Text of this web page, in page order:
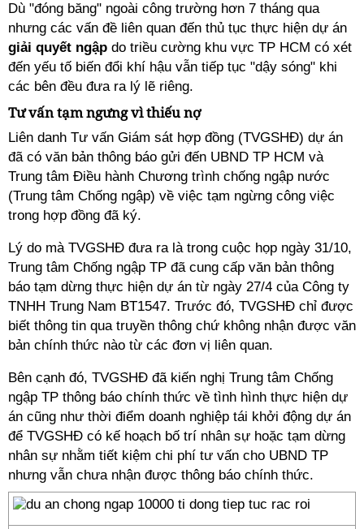
Dù "đóng băng" ngoài công trường hơn 7 tháng qua
nhưng các vấn đề liên quan đến thủ tục thực hiện dự án
giải quyết ngập do triều cường khu vực TP HCM có xét
đến yếu tố biến đổi khí hậu vẫn tiếp tục "dậy sóng" khi
các bên đều đưa ra lý lẽ riêng.
Tư vấn tạm ngưng vì thiếu nợ
Liên danh Tư vấn Giám sát hợp đồng (TVGSHĐ) dự án
đã có văn bản thông báo gửi đến UBND TP HCM và
Trung tâm Điều hành Chương trình chống ngập nước
(Trung tâm Chống ngập) về việc tạm ngừng công việc
trong hợp đồng đã ký.
Lý do mà TVGSHĐ đưa ra là trong cuộc họp ngày 31/10,
Trung tâm Chống ngập TP đã cung cấp văn bản thông
báo tạm dừng thực hiện dự án từ ngày 27/4 của Công ty
TNHH Trung Nam BT1547. Trước đó, TVGSHĐ chỉ được
biết thông tin qua truyền thông chứ không nhận được văn
bản chính thức nào từ các đơn vị liên quan.
Bên cạnh đó, TVGSHĐ đã kiến nghị Trung tâm Chống
ngập TP thông báo chính thức về tình hình thực hiện dự
án cũng như thời điểm doanh nghiệp tái khởi động dự án
để TVGSHĐ có kế hoạch bố trí nhân sự hoặc tạm dừng
nhân sự nhằm tiết kiệm chi phí tư vấn cho UBND TP
nhưng vẫn chưa nhận được thông báo chính thức.